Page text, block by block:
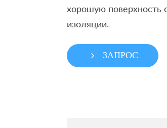
хорошую поверхность
изоляции.
ЗАПРОС